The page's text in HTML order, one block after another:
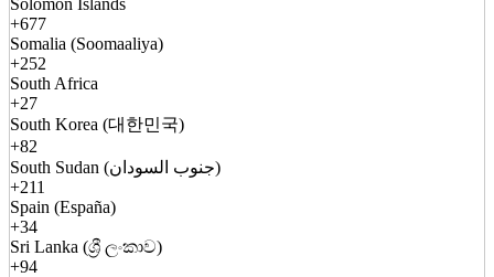
Solomon Islands
+677
Somalia (Soomaaliya)
+252
South Africa
+27
South Korea (대한민국)
+82
South Sudan (جنوب السودان)
+211
Spain (España)
+34
Sri Lanka (ශ්‍රී ලංකාව)
+94